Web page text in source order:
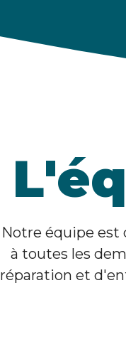
Notre équipe est
à toutes les
réparation et